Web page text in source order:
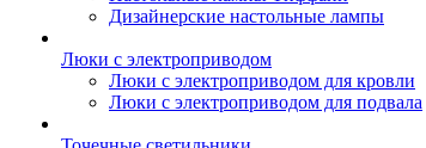
Дизайнерские настольные лампы
Люки с электроприводом
Люки с электроприводом для кровли
Люки с электроприводом для подвала